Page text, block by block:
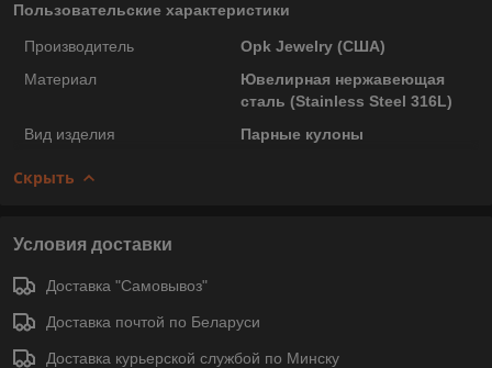
Пользовательские характеристики
Производитель
Opk Jewelry (США)
Материал
Ювелирная нержавеющая
сталь (Stainless Steel 316L)
Вид изделия
Парные кулоны
Скрыть
Условия доставки
Доставка "Самовывоз"
Доставка почтой по Беларуси
Доставка курьерской службой по Минску